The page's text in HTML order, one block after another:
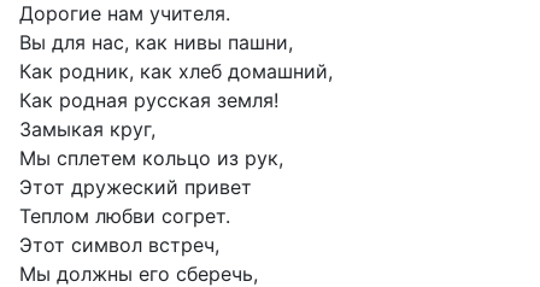
Дорогие нам учителя.
Вы для нас, как нивы пашни,
Как родник, как хлеб домашний,
Как родная русская земля!
Замыкая круг,
Мы сплетем кольцо из рук,
Этот дружеский привет
Теплом любви согрет.
Этот символ встреч,
Мы должны его сберечь,